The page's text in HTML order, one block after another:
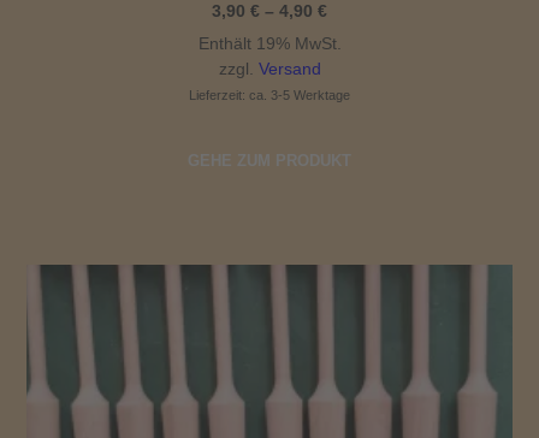
3,90 € – 4,90 €
bis
Enthält 19% MwSt.
zzgl. Versand
Lieferzeit: ca. 3-5 Werktage
GEHE ZUM PRODUKT